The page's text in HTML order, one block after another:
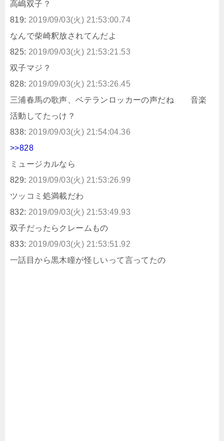
高嶋双子？
819: 2019/09/03(火) 21:53:00.74
なんで柴崎釈放されてんだよ
825: 2019/09/03(火) 21:53:21.53
双子マジ？
828: 2019/09/03(火) 21:53:26.45
三浦春馬の歌声、ベテランロッカーの声だね 音楽
活動してたっけ？
838: 2019/09/03(火) 21:54:04.36
>>828
ミュージカルなら
829: 2019/09/03(火) 21:53:26.99
ツッコミ処満載だわ
832: 2019/09/03(火) 21:53:49.93
双子だったらクレームもの
833: 2019/09/03(火) 21:53:51.92
一話目から黒木瞳が怪しいって言ってたの